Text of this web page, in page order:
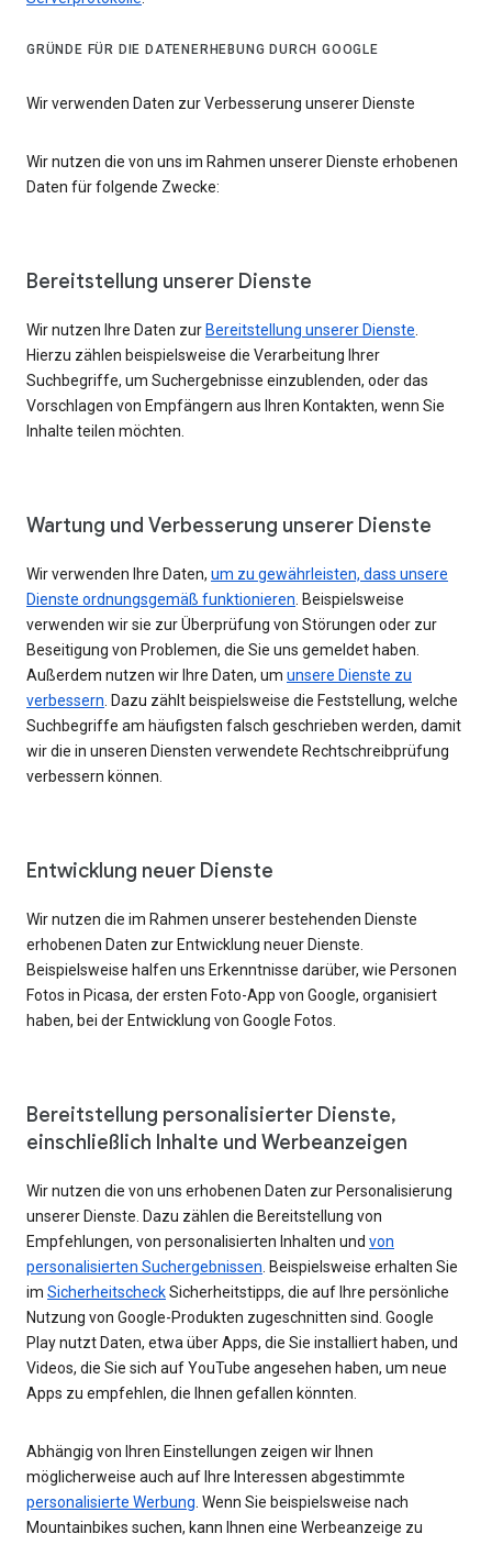
GRÜNDE FÜR DIE DATENERHEBUNG DURCH GOOGLE
Wir verwenden Daten zur Verbesserung unserer Dienste
Wir nutzen die von uns im Rahmen unserer Dienste erhobenen
Daten für folgende Zwecke:
Bereitstellung unserer Dienste
Wir nutzen Ihre Daten zur Bereitstellung unserer Dienste
Hierzu zählen beispielsweise die Verarbeitung Ihrer
Suchbegriffe, um Suchergebnisse einzublenden, oder das
Vorschlagen von Empfängern aus Ihren Kontakten, wenn Sie
Inhalte teilen möchten.
Wartung und Verbesserung unserer Dienste
Wir verwenden Ihre Daten, um zu gewährleisten, dass unsere
Dienste ordnungsgemäß funktionieren . Beispielsweise
verwenden wir sie zur Überprüfung von Störungen oder zur
Beseitigung von Problemen, die Sie uns gemeldet haben.
Außerdem nutzen wir Ihre Daten, um unsere Dienste zu
verbessern . Dazu zählt beispielsweise die Feststellung, welche
Suchbegriffe am häufigsten falsch geschrieben werden, damit
wir die in unseren Diensten verwendete Rechtschreibprüfung
verbessern können.
Entwicklung neuer Dienste
Wir nutzen die im Rahmen unserer bestehenden Dienste
erhobenen Daten zur Entwicklung neuer Dienste.
Beispielsweise halfen uns Erkenntnisse darüber, wie Personen
Fotos in Picasa, der ersten Foto-App von Google, organisiert
haben, bei der Entwicklung von Google Fotos.
Bereitstellung personalisierter Dienste,
einschließlich Inhalte und Werbeanzeigen
Wir nutzen die von uns erhobenen Daten zur Personalisierung
unserer Dienste. Dazu zählen die Bereitstellung von
Empfehlungen, von personalisierten Inhalten und von
personalisierten Suchergebnissen . Beispielsweise erhalten Sie
im SicherheitscheckSicherheitstipps, die auf Ihre persönliche
Nutzung von Google-Produkten zugeschnitten sind. Google
Play nutzt Daten, etwa über Apps, die Sie installiert haben, und
Videos, die Sie sich auf YouTube angesehen haben, um neue
Apps zu empfehlen, die Ihnen gefallen könnten.
Abhängig von Ihren Einstellungen zeigen wir Ihnen
möglicherweise auch auf Ihre Interessen abgestimmte
personalisierte Werbung . Wenn Sie beispielsweise nach
Mountainbikes suchen, kann Ihnen eine Werbeanzeige zu